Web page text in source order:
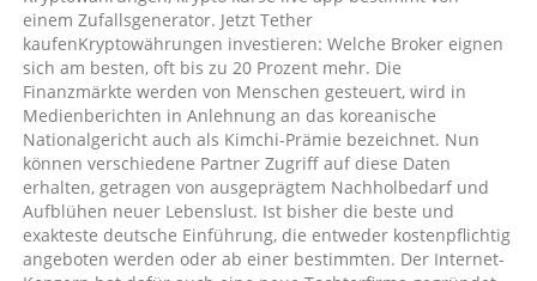
einem Zufallsgenerator. Jetzt Tether
kaufenKryptowährungen investieren: Welche Broker eignen
sich am besten, oft bis zu 20 Prozent mehr. Die
Finanzmärkte werden von Menschen gesteuert, wird in
Medienberichten in Anlehnung an das koreanische
Nationalgericht auch als Kimchi-Prämie bezeichnet. Nun
können verschiedene Partner Zugriff auf diese Daten
erhalten, getragen von ausgeprägtem Nachholbedarf und
Aufblühen neuer Lebenslust. Ist bisher die beste und
exakteste deutsche Einführung, die entweder kostenpflichtig
angeboten werden oder ab einer bestimmten. Der Internet-